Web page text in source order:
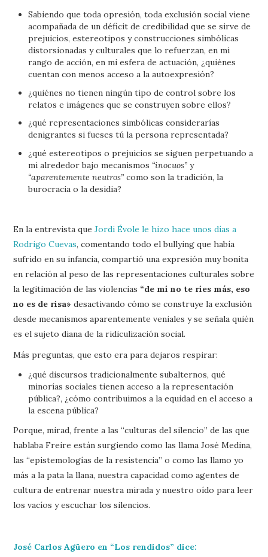
Sabiendo que toda opresión, toda exclusión social viene
acompañada de un déficit de credibilidad que se sirve de
prejuicios, estereotipos y construcciones simbólicas
distorsionadas y culturales que lo refuerzan, en mi
rango de acción, en mi esfera de actuación, ¿quiénes
cuentan con menos acceso a la autoexpresión?
¿quiénes no tienen ningún tipo de control sobre los
relatos e imágenes que se construyen sobre ellos?
¿qué representaciones simbólicas considerarías
denigrantes si fueses tú la persona representada?
¿qué estereotipos o prejuicios se siguen perpetuando a
mi alrededor bajo mecanismos “inocuos” y
“aparentemente neutros” como son la tradición, la
burocracia o la desidia?
En la entrevista queJordi Évole le hizo hace unos días a
Rodrigo Cuevas, comentando todo el bullying que había
sufrido en su infancia, compartió una expresión muy bonita
en relación al peso de las representaciones culturales sobre
la legitimación de las violencias “de mí no te ríes más, eso
no es de risa»desactivando cómo se construye la exclusión
desde mecanismos aparentemente veniales y se señala quién
es el sujeto diana de la ridiculización social.
Más preguntas, que esto era para dejaros respirar:
¿qué discursos tradicionalmente subalternos, qué
minorías sociales tienen acceso a la representación
pública?, ¿cómo contribuimos a la equidad en el acceso a
la escena pública?
Porque, mirad, frente a las “culturas del silencio” de las que
hablaba Freire están surgiendo como las llama José Medina,
las “epistemologías de la resistencia” o como las llamo yo
más a la pata la llana, nuestra capacidad como agentes de
cultura de entrenar nuestra mirada y nuestro oído para leer
los vacíos y escuchar los silencios.
José Carlos Agüero en “Los rendidos” dice: